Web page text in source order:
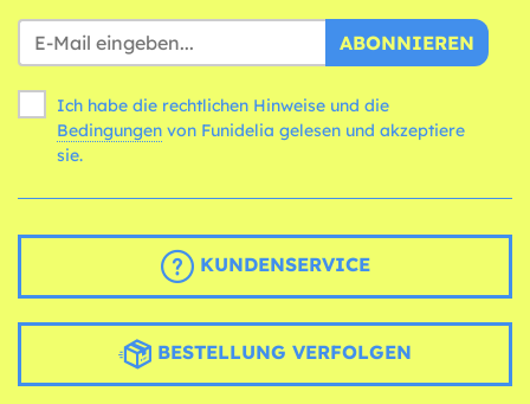
ABONNIEREN
Ich habe die rechtlichen Hinweise und die
Bedingungen
sie.
KUNDENSERVICE
BESTELLUNG VERFOLGEN